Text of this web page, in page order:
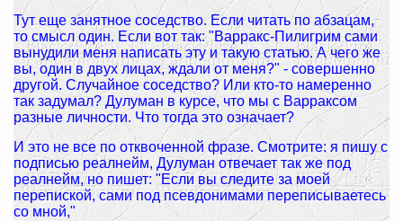
Тут еще занятное соседство. Если читать по абзацам,
то смысл один. Если вот так: "Варракс-Пилигрим сами
вынудили меня написать эту и такую статью. А чего же
вы, один в двух лицах, ждали от меня?" - совершенно
другой. Случайное соседство? Или кто-то намеренно
так задумал? Дулуман в курсе, что мы с Варраксом
разные личности. Что тогда это означает?
И это не все по отквоченной фразе. Смотрите: я пишу с
подписью реалнейм, Дулуман отвечает так же под
реалнейм, но пишет: "Если вы следите за моей
перепиской, сами под псевдонимами переписываетесь
со мной,"